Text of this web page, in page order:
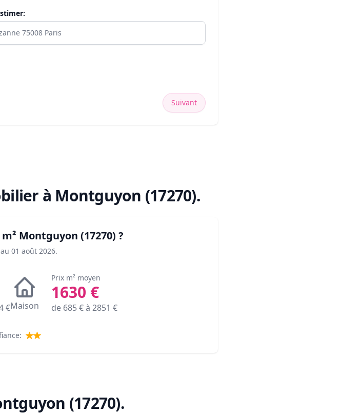
Suivant
à Montguyon (17270).
Montguyon (17270) ?
01 août 2026.
€Maison
Prix m² moyen
1630 €
de 685€ à 2851 €
(17270).